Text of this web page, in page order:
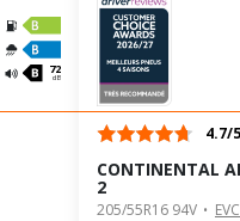
72
dB
4.7/5
CONTINENTAL
2
205/55R16 94V EVC
C
A